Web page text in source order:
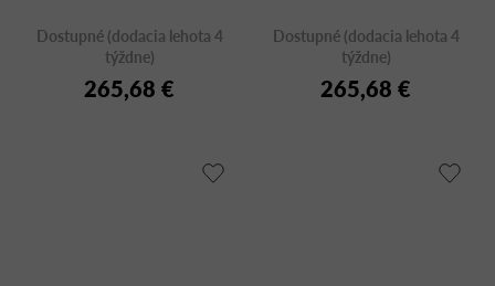
Dostupné (dodacia lehota 4
týždne)
265,68 €
Dostupné (dodacia lehota 4
týždne)
265,68 €